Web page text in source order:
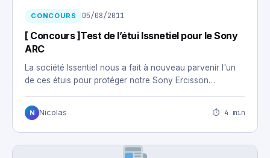
CONCOURS 05/08/2011
[ Concours ]Test de l’étui Issnetiel pour le Sony
ARC
La société Issentiel nous a fait à nouveau parvenir l'un
de ces étuis pour protéger notre Sony Ercisson…
N Nicolas ⏱ 4 min